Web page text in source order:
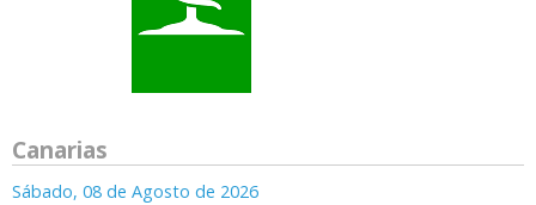
Canarias
Sábado, 08 de Agosto de 2026